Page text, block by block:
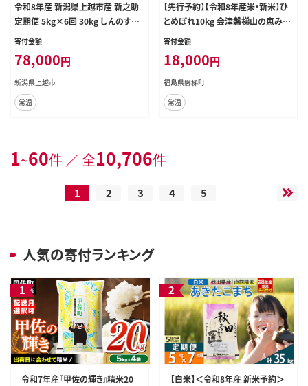
令和8年産 新潟県上越市産 新之助
定期便 5kg×6回 30kg しんのすけ
新米 先行予約 蛍の里
寄付金額
78,000円
新潟県上越市
常温
【先行予約】【令和8年産米・新米】ひ
とめぼれ10kg 会津磐梯山の恵みこ
だわり栽培米 令和8年10月下旬頃よ
寄付金額
18,000円
福島県磐梯町
常温
1~60件 ／ 全10,706件
1 2 3 4 5
人気の寄付ランキング
令和7年産『甲佐の輝き』精米20
【白米】＜令和8年産 新米予約＞